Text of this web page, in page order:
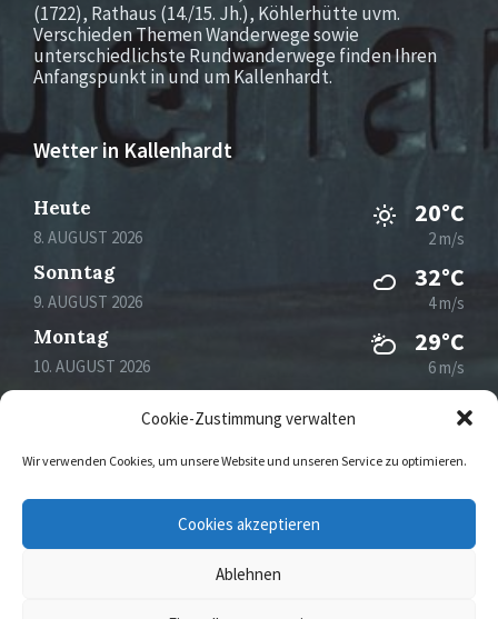
Cookie-Zustimmung verwalten
Wir verwenden Cookies, um unsere Website und unseren Service zu optimieren.
Cookies akzeptieren
Ablehnen
(1722), Rathaus (14./15. Jh.), Köhlerhütte uvm.
Verschieden Themen Wanderwege sowie
unterschiedlichste Rundwanderwege finden Ihren
Anfangspunkt in und um Kallenhardt.
Wetter in Kallenhardt
Heute
8. AUGUST 2026
20°C
2 m/s
Sonntag
9. AUGUST 2026
32°C
4 m/s
Montag
10. AUGUST 2026
29°C
6 m/s
11. AUGUST 2026
22°C
3 m/s
Facebook Instagram